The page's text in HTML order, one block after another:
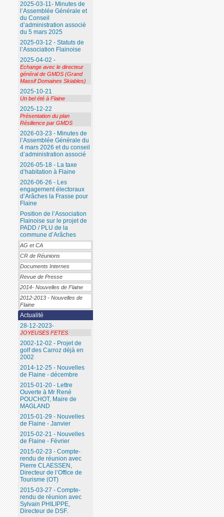
2025-03-11- Minutes de
l’Assemblée Générale et
du Conseil
d’administration associé
du 5 mars 2025
2025-03-12 - Statuts de
l’Association Flainoise
2025-04-02 -
Echange avec le directeur
général de GMDS (Grand
Massif Domaines Skiables)
2025-10-21
Un bel été à Flaine
2025-12-22
Présentation du plan
Résilience par GMDS
2026-03-23 - Minutes de
l’Assemblée Générale du
4 mars 2026 et du conseil
d’administration associé
2026-05-18 - La taxe
d’habitation à Flaine
2026-06-26 - Les
engagement électoraux
d’Arâches la Frasse pour
Flaine
Position de l’Association
Flainoise sur le projet de
PADD / PLU de la
commune d’Arâches
AG et CA
CR de Réunions
Documents Internes
Revue de Presse
2014- Nouvelles de Flaine
2012-2013 - Nouvelles de
Flaine
Actualité
28-12-2023-
JOYEUSES FETES
2002-12-02 - Projet de
golf des Carroz déjà en
2002
2014-12-25 - Nouvelles
de Flaine - décembre
2015-01-20 - Lettre
Ouverte à Mr René
POUCHOT, Maire de
MAGLAND
2015-01-29 - Nouvelles
de Flaine - Janvier
2015-02-21 - Nouvelles
de Flaine - Février
2015-02-23 - Compte-
rendu de réunion avec
Pierre CLAESSEN,
Directeur de l’Office de
Tourisme (OT)
2015-03-27 - Compte-
rendu de réunion avec
Sylvain PHILIPPE,
Directeur de DSF.